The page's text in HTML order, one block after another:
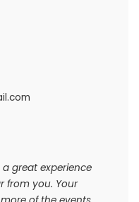
great experience
from you. Your